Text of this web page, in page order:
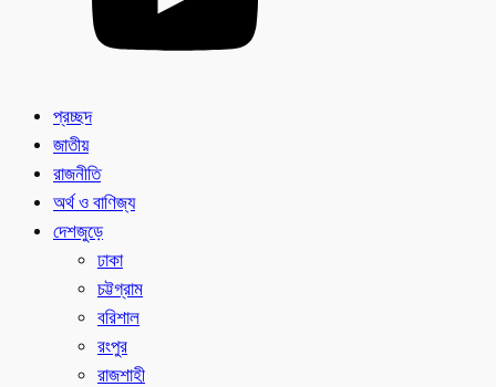
প্রচ্ছদ
জাতীয়
রাজনীতি
অর্থ ও বাণিজ্য
দেশজুড়ে
ঢাকা
চট্টগ্রাম
বরিশাল
রংপুর
রাজশাহী